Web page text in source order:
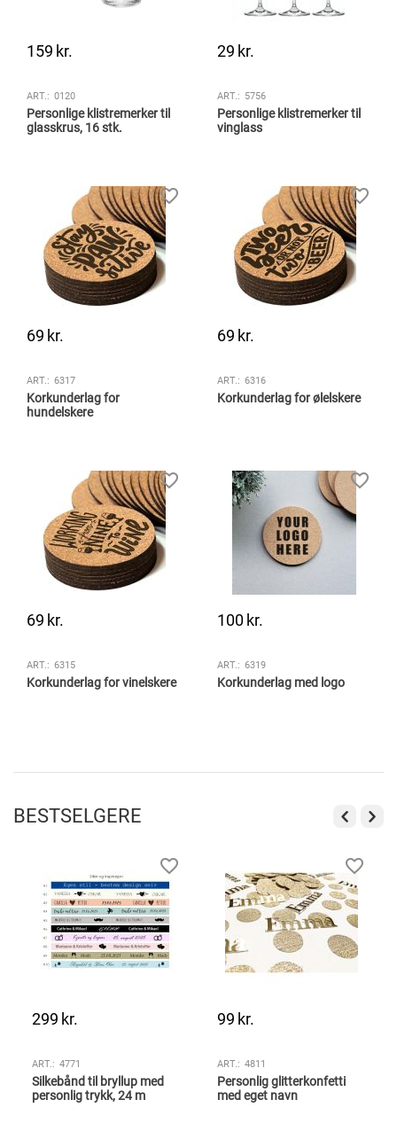
159 kr.
ART.: 0120
Personlige klistremerker til
glasskrus, 16 stk.
29 kr.
ART.: 5756
Personlige klistremerker til
vinglass
69 kr.
ART.: 6317
Korkunderlag for
hundelskere
69 kr.
ART.: 6316
Korkunderlag for ølelskere
69 kr.
ART.: 6315
Korkunderlag for vinelskere
100kr.
ART.: 6319
Korkunderlag med logo
BESTSELGERE
299 kr.
ART.: 4771
Silkebånd til bryllup med
personlig trykk, 24 m
99 kr.
ART.: 4811
Personlig glitterkonfetti
med eget navn